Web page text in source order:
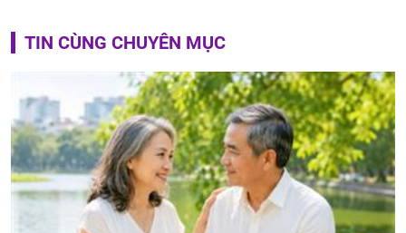
TIN CÙNG CHUYÊN MỤC